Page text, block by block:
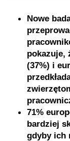
Nowe
pokazuje,
(37%) i
71%
bardziej
gdyby ich